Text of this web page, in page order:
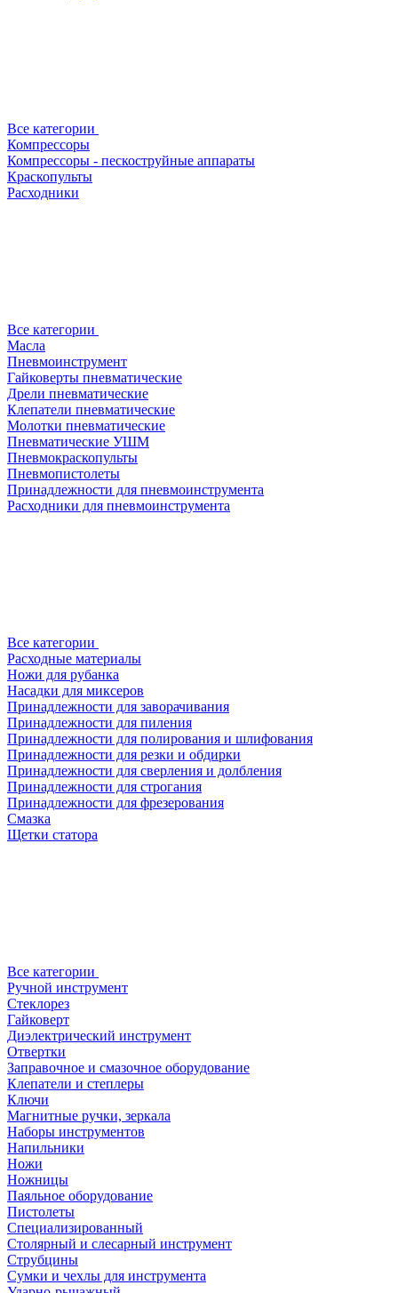
Все категории
Компрессоры
Компрессоры - пескоструйные аппараты
Краскопульты
Расходники
Все категории
Масла
Пневмоинструмент
Гайковерты пневматические
Дрели пневматические
Клепатели пневматические
Молотки пневматические
Пневматические УШМ
Пневмокраскопульты
Пневмопистолеты
Принадлежности для пневмоинструмента
Расходники для пневмоинструмента
Все категории
Расходные материалы
Ножи для рубанка
Насадки для миксеров
Принадлежности для заворачивания
Принадлежности для пиления
Принадлежности для полирования и шлифования
Принадлежности для резки и обдирки
Принадлежности для сверления и долбления
Принадлежности для строгания
Принадлежности для фрезерования
Смазка
Щетки статора
Все категории
Ручной инструмент
Стеклорез
Гайковерт
Диэлектрический инструмент
Отвертки
Заправочное и смазочное оборудование
Клепатели и степлеры
Ключи
Магнитные ручки, зеркала
Наборы инструментов
Напильники
Ножи
Ножницы
Паяльное оборудование
Пистолеты
Специализированный
Столярный и слесарный инструмент
Струбцины
Сумки и чехлы для инструмента